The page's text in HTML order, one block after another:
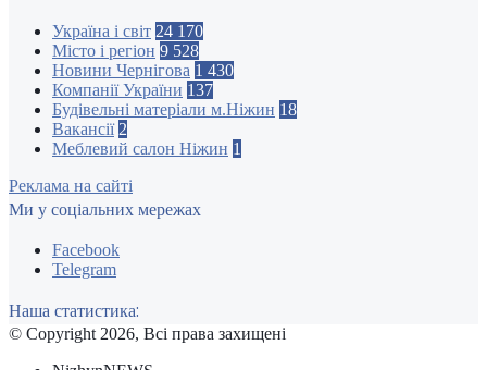
Україна і світ 24 170
Місто і регіон 9 528
Новини Чернігова 1 430
Компанії України 137
Будівельні матеріали м.Ніжин 18
Вакансії 2
Меблевий салон Ніжин 1
Реклама на сайті
Ми у соціальних мережах
Facebook
Telegram
Наша статистика:
© Copyright 2026, Всі права захищені